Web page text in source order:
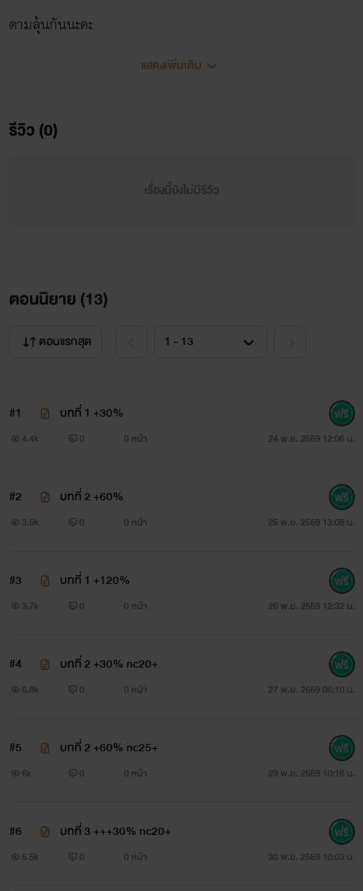
ตามลุ้นกันนะคะ
รุนแรงนะคะเป็นเรื่องในจินตนาการเท่านั้น ไม่มีความจริงปนอยู่
ชอบบทรักละมุนละไม
เป็นจริงได้ไม่นำมาปะปนกันให้เสียอารมณ์ ก็ทดลองอ่านดูได้ค่ะ
น้ำฝนอาบสวาท Vol.1
www.mebmarket.com
อนิจจาชีวิตสาวน้อยน้ำฝนกับเส้นทางชีวิตที่ไม่ได้โปรยไปด้วย
แสดงเพิ่มเติม
รีวิว (0)
เรื่องนี้ยังไม่มีรีวิว
ตอนนิยาย (13)
ตอนแรกสุด
#1 บทที่ 1 +30%
4.4k 0 0 หน้า 24 พ.ย. 2559 12:06 น.
#2 บทที่ 2 +60%
3.5k 0 0 หน้า 25 พ.ย. 2559 13:08 น.
#3 บทที่ 1 +120%
3.7k 0 0 หน้า 26 พ.ย. 2559 12:32 น.
#4 บทที่ 2 +30% nc20+
6.8k 0 0 หน้า 27 พ.ย. 2559 06:10 น.
#5 บทที่ 2 +60% nc25+
6k 0 0 หน้า 29 พ.ย. 2559 10:16 น.
#6 บทที่ 3 +++30% nc20+
5.5k 0 0 หน้า 30 พ.ย. 2559 10:03 น.